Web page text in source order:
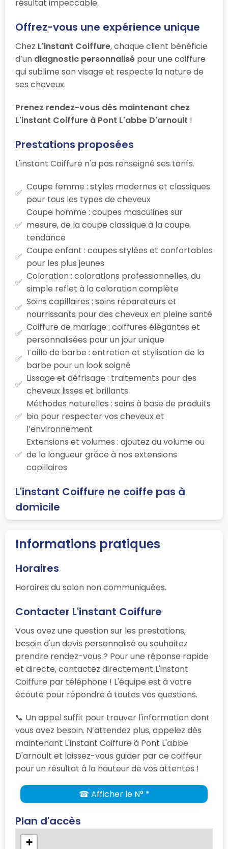
résultat impeccable.
Offrez-vous une expérience unique
Chez L'instant Coiffure, chaque client bénéficie
d’un diagnostic personnalisé pour une coiffure
qui sublime son visage et respecte la nature de
ses cheveux.
Prenez rendez-vous dès maintenant chez
L'instant Coiffure à Pont L'abbe D'arnoult !
Prestations proposées
L'instant Coiffure n'a pas renseigné ses tarifs.
Coupe femme : styles modernes et classiques
pour tous les types de cheveux
Coupe homme : coupes masculines sur
mesure, de la coupe classique à la coupe
tendance
Coupe enfant : coupes stylées et confortables
pour les plus jeunes
Coloration : colorations professionnelles, du
simple reflet à la coloration complète
Soins capillaires : soins réparateurs et
nourrissants pour des cheveux en pleine santé
Coiffure de mariage : coiffures élégantes et
personnalisées pour un jour unique
Taille de barbe : entretien et stylisation de la
barbe pour un look soigné
Lissage et défrisage : traitements pour des
cheveux lisses et brillants
Méthodes naturelles : soins à base de produits
bio pour respecter vos cheveux et
l’environnement
Extensions et volumes : ajoutez du volume ou
de la longueur grâce à nos extensions
capillaires
L'instant Coiffure ne coiffe pas à
domicile
Informations pratiques
Horaires
Horaires du salon non communiquées.
Contacter L'instant Coiffure
Vous avez une question sur les prestations,
besoin d'un devis personnalisé ou souhaitez
prendre rendez-vous ? Pour une réponse rapide
et directe, contactez directement L'instant
Coiffure par téléphone ! L'équipe est à votre
écoute pour répondre à toutes vos questions.
📞 Un appel suffit pour trouver l'information dont
vous avez besoin. N’attendez plus, appelez dès
maintenant L'instant Coiffure à Pont L'abbe
D'arnoult et laissez-vous guider par ce coiffeur
pour un résultat à la hauteur de vos attentes !
☎ Afficher le N° *
Plan d'accès
+